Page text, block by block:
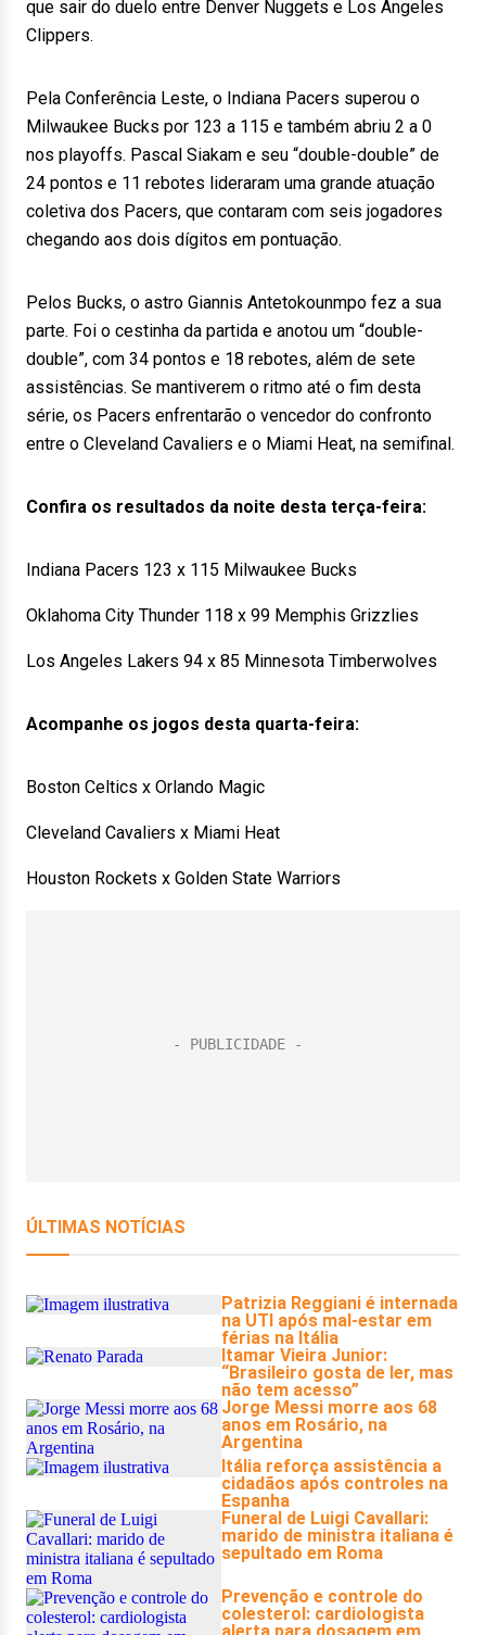
que sair do duelo entre Denver Nuggets e Los Angeles
Clippers.
Pela Conferência Leste, o Indiana Pacers superou o
Milwaukee Bucks por 123 a 115 e também abriu 2 a 0
nos playoffs. Pascal Siakam e seu “double-double” de
24 pontos e 11 rebotes lideraram uma grande atuação
coletiva dos Pacers, que contaram com seis jogadores
chegando aos dois dígitos em pontuação.
Pelos Bucks, o astro Giannis Antetokounmpo fez a sua
parte. Foi o cestinha da partida e anotou um “double-
double”, com 34 pontos e 18 rebotes, além de sete
assistências. Se mantiverem o ritmo até o fim desta
série, os Pacers enfrentarão o vencedor do confronto
entre o Cleveland Cavaliers e o Miami Heat, na semifinal.
Confira os resultados da noite desta terça-feira:
Indiana Pacers 123 x 115 Milwaukee Bucks
Oklahoma City Thunder 118 x 99 Memphis Grizzlies
Los Angeles Lakers 94 x 85 Minnesota Timberwolves
Acompanhe os jogos desta quarta-feira:
Boston Celtics x Orlando Magic
Cleveland Cavaliers x Miami Heat
Houston Rockets x Golden State Warriors